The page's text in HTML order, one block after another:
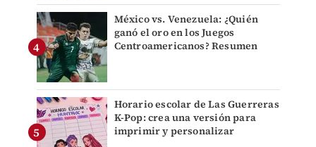
México vs. Venezuela: ¿Quién
ganó el oro en los Juegos
Centroamericanos? Resumen
Horario escolar de Las Guerreras
K-Pop: crea una versión para
imprimir y personalizar